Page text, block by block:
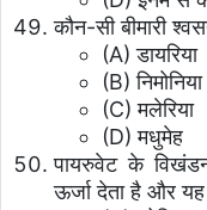
कौन-सी बीमारी
(A) डायरिया
(B) निमोनिया
(C) मलेरिया
(D) मधुमेह
पायरुवेट के
ऊर्जा देता है और